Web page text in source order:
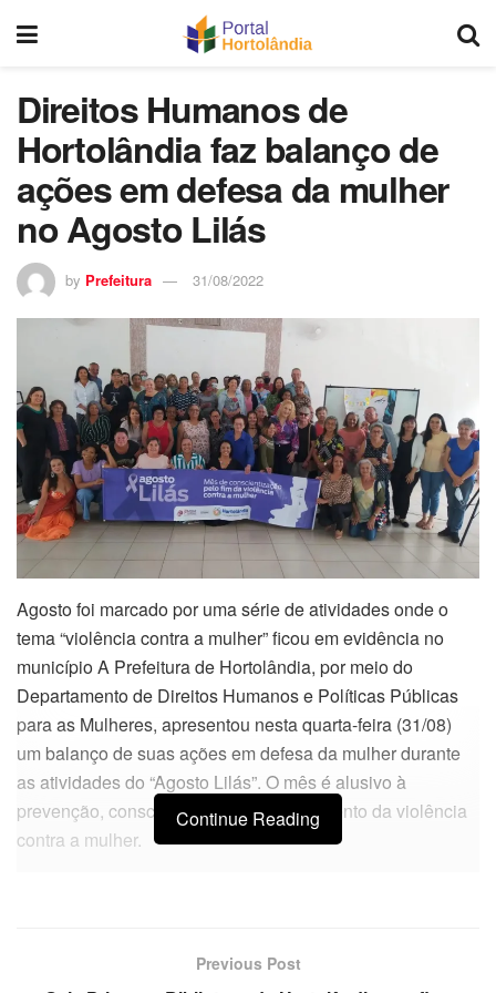
Direitos Humanos de
Hortolândia faz balanço de
ações em defesa da mulher
no Agosto Lilás
by Prefeitura 31/08/2022
Agosto foi marcado por uma série de atividades onde o
tema “violência contra a mulher” ficou em evidência no
município A Prefeitura de Hortolândia, por meio do
Departamento de Direitos Humanos e Políticas Públicas
para as Mulheres, apresentou nesta quarta-feira (31/08)
um balanço de suas ações em defesa da mulher durante
as atividades do “Agosto Lilás”. O mês é alusivo à
prevenção, conscientização e enfrentamento da violência
contra a mulher.
hortolandenses. “Com apoio do prefeito José Nazareno
Continue Reading
Previous Post